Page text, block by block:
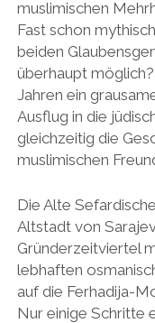
muslimischen
Fast schon
beiden
überhaupt
Jahren ein
Ausflug in die
gleichzeitig die
muslimischen
Die Alte
Altstadt von
Gründerzeitviertel
lebhaften
auf die Ferhadija-
Nur einige Schritte